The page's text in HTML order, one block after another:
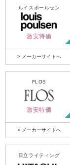
ルイスポールセン
激安特価
> メーカーサイトへ
FLOS
激安特価
> メーカーサイトへ
日立ライティング